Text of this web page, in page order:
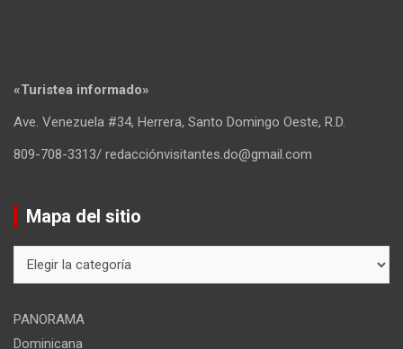
«Turistea informado»
Ave. Venezuela #34, Herrera, Santo Domingo Oeste, R.D.
809-708-3313/ redacciónvisitantes.do@gmail.com
Mapa del sitio
del
PANORAMA
Dominicana